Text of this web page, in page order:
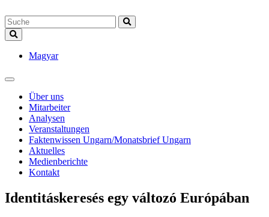
Magyar
Über uns
Mitarbeiter
Analysen
Veranstaltungen
Faktenwissen Ungarn/Monatsbrief Ungarn
Aktuelles
Medienberichte
Kontakt
Identitáskeresés egy változó Európában